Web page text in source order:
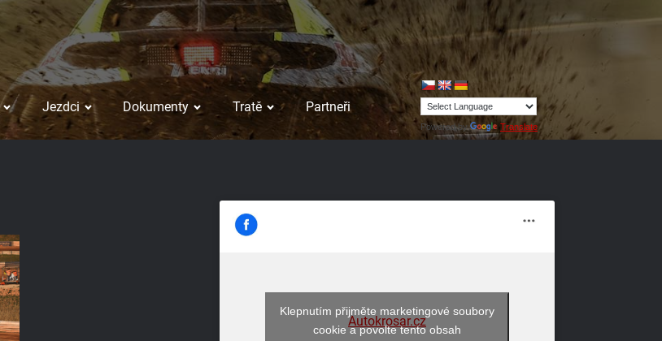
Jezdci Dokumenty Tratě Partneři
Powered by Translate
Autokrosar.cz
Klepnutím přijměte marketingové soubory
cookie a povolte tento obsah